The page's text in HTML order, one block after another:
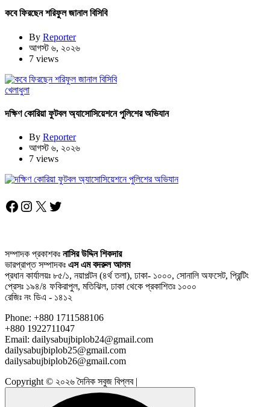
কবে ফিরছেন শরিফুল জানাল বিসিবি
By Reporter
আগস্ট ৬, ২০২৬
7 views
খেলাধুলা
দক্ষিণ কোরিয়া ফুটবল অ্যাসোসিয়েশনে পুলিশের অভিযান
By Reporter
আগস্ট ৬, ২০২৬
7 views
Facebook
Instagram
X Twitter
সম্পাদক প্রকাশকঃ নাসির উদ্দিন শিকদার
ভারপ্রাপ্ত সম্পাদকঃ এস এম বদরুল আলম
প্রধান কার্যালয়ঃ ৮৫/১, নয়াপল্টন (৪র্থ তলা), ঢাকা- ১০০০, সোনালি অফসেট, প্রিন্টিং
প্রেসঃ ১৯৪/৪ ফকিরাপুল, মতিঝিল, ঢাকা থেকে প্রকাশিতঃ ১০০০
রেজিঃ নং ডিএ - ১৪১২
Phone: +880 1711588106
+880 1922711047
Email: dailysabujbiplob24@gmail.com
dailysabujbiplob25@gmail.com
dailysabujbiplob26@gmail.com
Copyright © ২০২৬ দৈনিক সবুজ বিপ্লব |